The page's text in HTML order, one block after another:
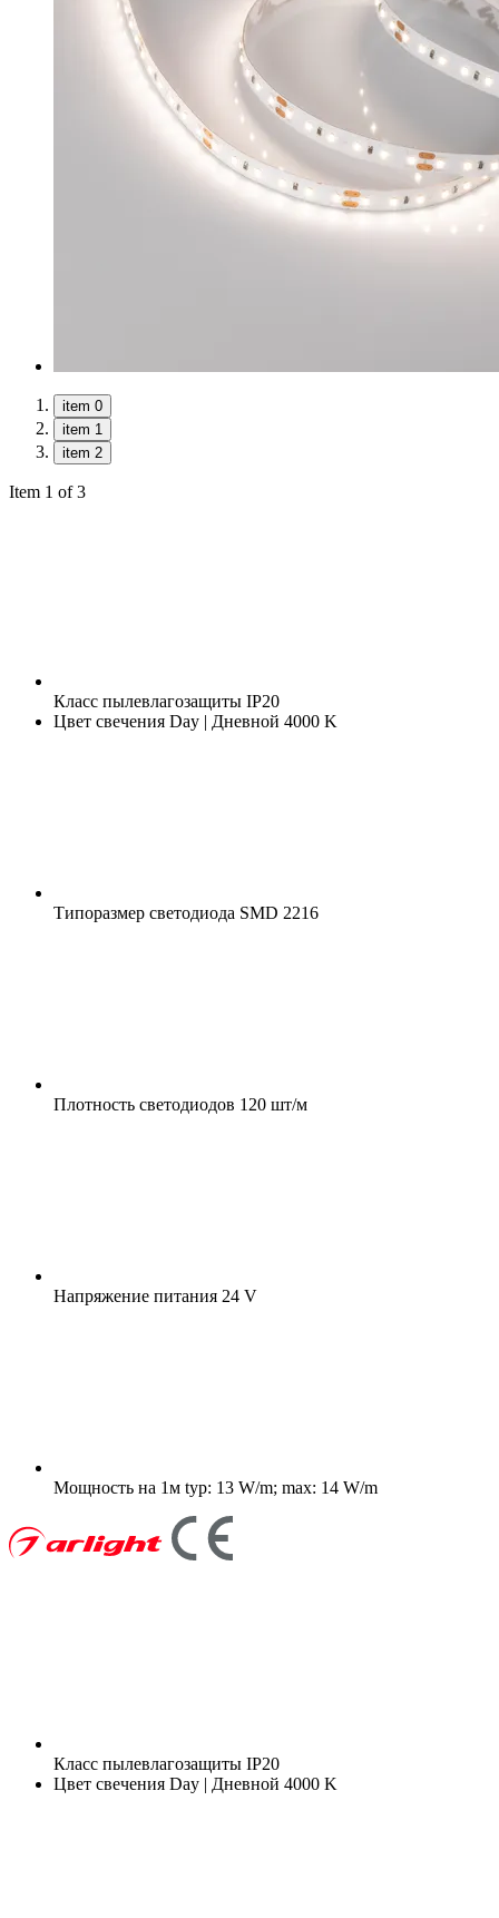
item 0
item 1
item 2
Item 1 of 3
Класс пылевлагозащиты IP20
Цвет свечения Day | Дневной 4000 K
Типоразмер светодиода SMD 2216
Плотность светодиодов 120 шт/м
Напряжение питания 24 V
Мощность на 1м typ: 13 W/m; max: 14 W/m
Класс пылевлагозащиты IP20
Цвет свечения Day | Дневной 4000 K